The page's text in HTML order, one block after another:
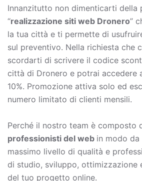
Innanzitutto non dimenticarti della
“realizzazione siti web Dronero”
la tua città e ti permette di
sul preventivo. Nella richiesta che
scordarti di scrivere il codice
città di Dronero e potrai accedere
10%. Promozione attiva solo ed
numero limitato di clienti mensili.
Perché il nostro team è composto
professionisti del web in modo
massimo livello di qualità e
di studio, sviluppo, ottimizzazione
del tuo progetto online.